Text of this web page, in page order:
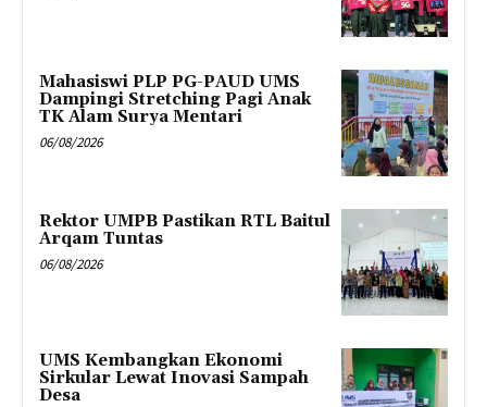
Mahasiswi PLP PG-PAUD UMS
Dampingi Stretching Pagi Anak
TK Alam Surya Mentari
06/08/2026
Rektor UMPB Pastikan RTL Baitul
Arqam Tuntas
06/08/2026
UMS Kembangkan Ekonomi
Sirkular Lewat Inovasi Sampah
Desa